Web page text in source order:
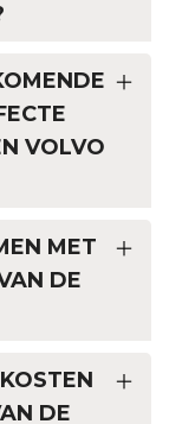
VOLVO
MET
DE
DE